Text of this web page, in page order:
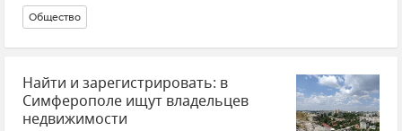
Общество
Найти и зарегистрировать: в
Симферополе ищут владельцев
недвижимости